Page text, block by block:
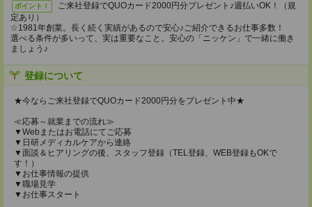
ポイント！
ご来社登録でQUOカード2000円分プレゼント♪週払いOK！（規
定あり）
☆1981年創業。長く続く実績があるので安心♪ご紹介できるお仕事多数！
選べる条件が多いって、実は重要なこと。安心の「ニッケン」で一緒に働き
ましょう♪
登録について
★今ならご来社登録でQUOカード2000円分をプレゼント中★
≪応募～就業までの流れ≫
▼Webまたはお電話にてご応募
▼日研メディカルケアから連絡
▼面談＆ヒアリングの後、スタッフ登録（TEL登録、WEB登録もOKで
す！）
▼お仕事情報の提供
▼職場見学
▼お仕事スタート